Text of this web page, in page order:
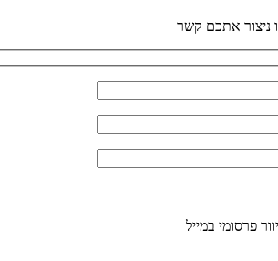
ניצור אתכם קשר
פרסומי במייל